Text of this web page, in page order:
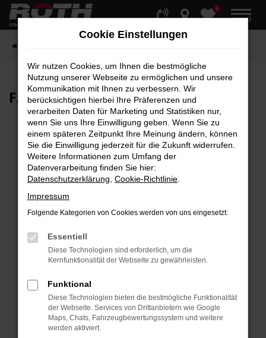
Zum
Hauptinhalt
0
MENÜ
FAHRZEUG-SHOWROOM
Fehler: Network Error
Beim Laden ist ein Fehler aufgetreten.
Hier sind ein paar Tipps, die dir helfen können:
Überprüfe deine Firewall und deine
Laden andere Webseiten, zum Beispiel deine
Suchmaschine?
Prüfe deine Browsererweiterungen.
Manche Erweiterungen, wie Werbeblocker,
können das Laden bestimmter Seiten
verhindern. Funktioniert die Seite in einem
anderen Browser oder in einem privaten
Fenster?
Cookie Einstellungen
Wir nutzen Cookies, um Ihnen die bestmögliche
Nutzung unserer Webseite zu ermöglichen und unsere
Kommunikation mit Ihnen zu verbessern. Wir
berücksichtigen hierbei Ihre Präferenzen und
verarbeiten Daten für Marketing und Statistiken nur,
wenn Sie uns Ihre Einwilligung geben. Wenn Sie zu
einem späteren Zeitpunkt Ihre Meinung ändern, können
Sie die Einwilligung jederzeit für die Zukunft widerrufen.
Weitere Informationen zum Umfang der
Datenverarbeitung finden Sie hier:
Datenschutzerklärung Cookie-Richtlinie
Impressum
Folgende Kategorien von Cookies werden von uns eingesetzt:
Essentiell
Diese Technologien sind erforderlich, um die
Kernfunktionalität der Webseite zu gewährleisten.
Funktional
Diese Technologien bieten die bestmögliche Funktionalität
der Webseite. Services von Drittanbietern wie Google
Maps, Chats, Fahrzeugbewertungssystem und weitere
werden aktiviert.